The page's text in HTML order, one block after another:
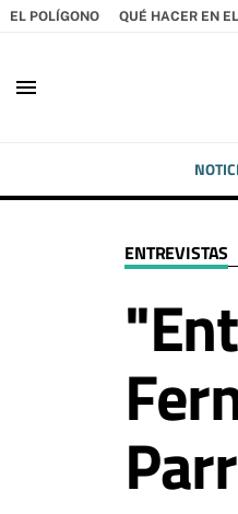
EL POLÍGONO QUÉ HACER EN
menu
ENTREVISTAS